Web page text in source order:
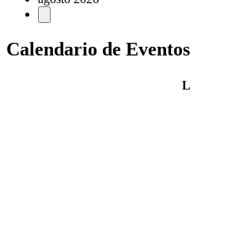
Calendario de Eventos
Llunes